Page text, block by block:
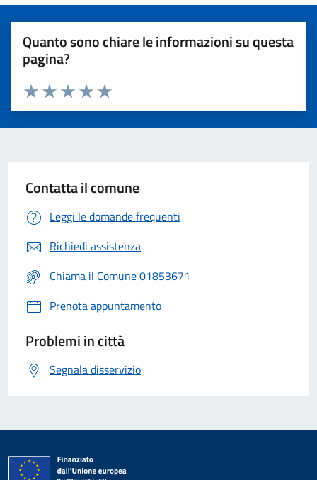
Quanto sono chiare le informazioni su questa
pagina?
Valuta 5 stelle su 5
Valuta 4 stelle su 5
Valuta 3 stelle su 5
Valuta 2 stelle su 5
Valuta 1 stelle su 5
Contatta il comune
Leggi le domande frequenti
Richiedi assistenza
Chiama il Comune 01853671
Prenota appuntamento
Problemi in città
Segnala disservizio